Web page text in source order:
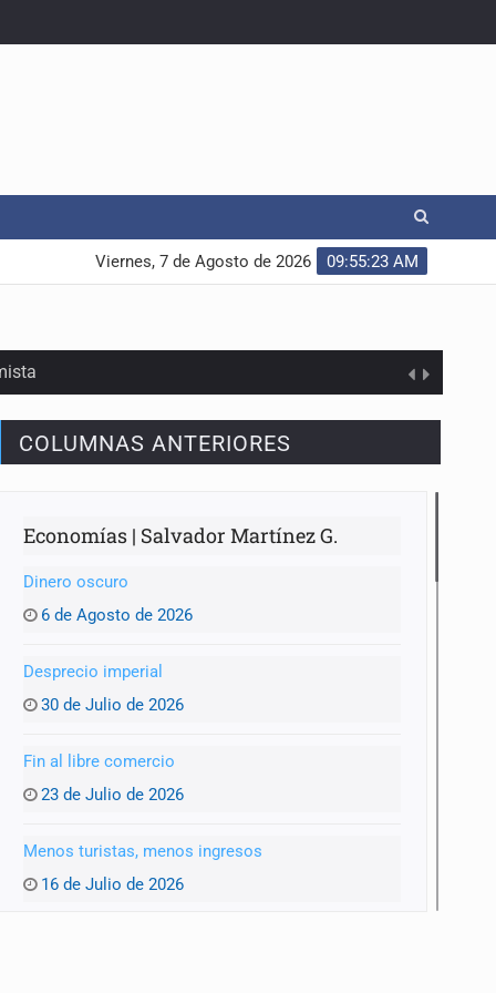
09:55:24 AM
Viernes, 7 de Agosto de 2026
COLUMNAS ANTERIORES
Economías | Salvador Martínez G.
Dinero oscuro
6 de Agosto de 2026
Desprecio imperial
30 de Julio de 2026
Fin al libre comercio
23 de Julio de 2026
Menos turistas, menos ingresos
16 de Julio de 2026